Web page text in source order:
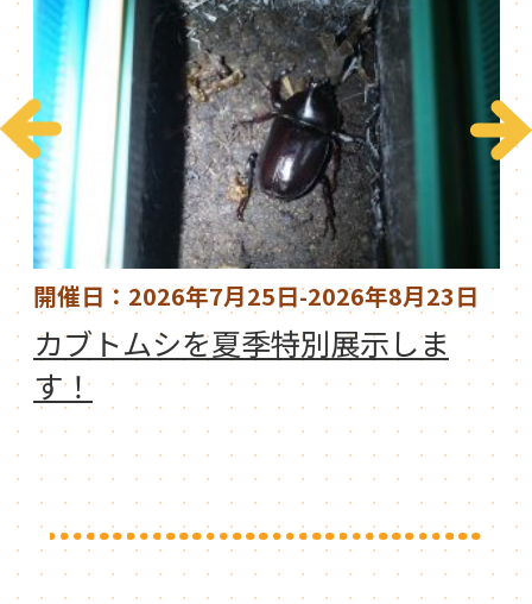
開催日：2026年7月25日-2026年8月23日
カブトムシを夏季特別展示しま
す！